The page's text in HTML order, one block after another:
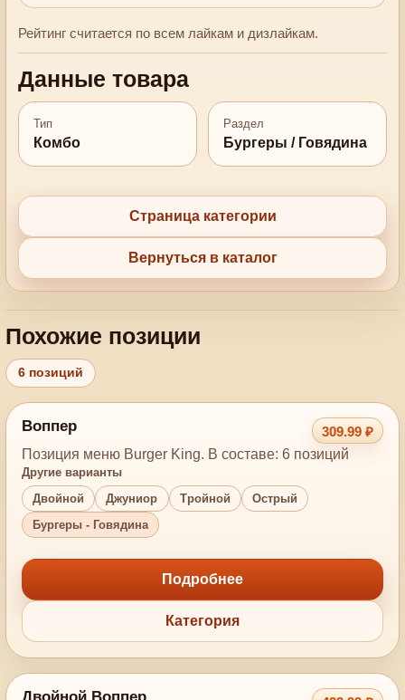
Рейтинг считается по всем лайкам и дизлайкам.
Данные товара
Тип
Комбо
Раздел
Бургеры / Говядина
Страница категории
Вернуться в каталог
Похожие позиции
6 позиций
Воппер
309.99 ₽
Позиция меню Burger King. В составе: 6 позиций
Другие варианты
Двойной
Джуниор Тройной
Острый
Бургеры - Говядина
Подробнее
Категория